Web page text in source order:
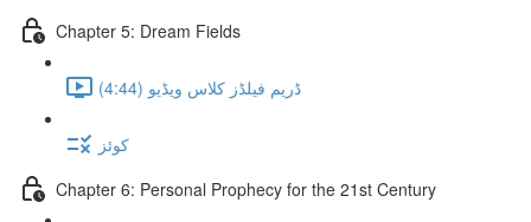
Chapter 5: Dream Fields
ڈریم فیلڈز کلاس ویڈیو (4:44)
کوئز
Chapter 6: Personal Prophecy for the 21st Century